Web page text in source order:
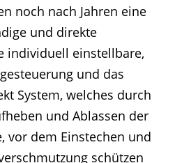
noch nach Jahren eine
und direkte
individuell einstellbare,
und das
System, welches durch
und Ablassen der
vor dem Einstechen und
schützen